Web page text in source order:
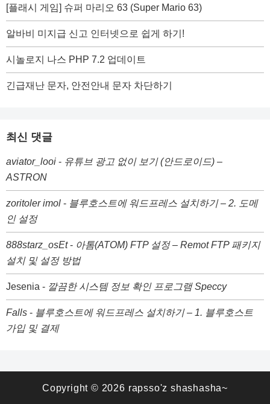
[플래시 게임] 슈퍼 마리오 63 (Super Mario 63)
알바비 미지급 신고 인터넷으로 쉽게 하기!
시놀로지 나스 PHP 7.2 업데이트
긴급재난 문자, 안전안내 문자 차단하기
최신 댓글
aviator_looi - 유튜브 광고 없이 보기 (안드로이드) –
ASTRON
zoritoler imol - 블루호스트에 워드프레스 설치하기 – 2. 도메
인 설정
888starz_osEt- 아톰(ATOM) FTP 설정 – Remot FTP 패키지
설치 및 설정 방법
Jesenia - 깔끔한 시스템 정보 확인 프로그램 Speccy
Falls - 블루호스트에 워드프레스 설치하기 – 1. 블루호스트
가입 및 결제
Copyright © 2026 rapsso'z shashasha~